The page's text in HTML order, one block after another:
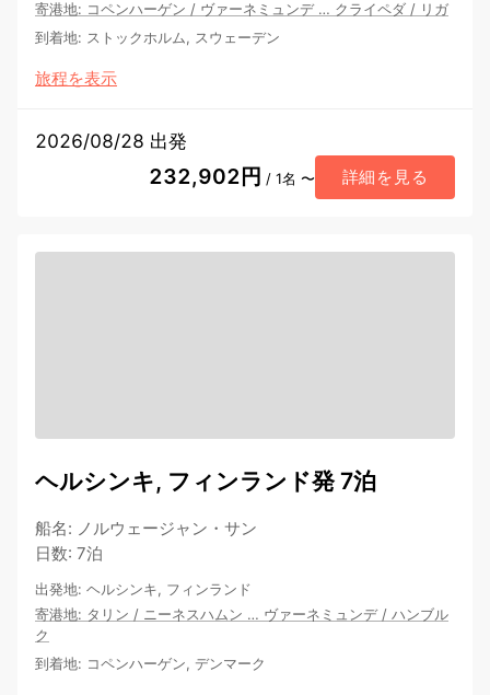
寄港地: コペンハーゲン / ヴァーネミュンデ… クライペダ / リガ
到着地: ストックホルム, スウェーデン
旅程を表示
2026/08/28 出発
232,902円 / 1名 〜 詳細を見る
ヘルシンキ, フィンランド発 7泊
船名: ノルウェージャン・サン
日数: 7泊
出発地: ヘルシンキ, フィンランド
寄港地: タリン / ニーネスハムン … ヴァーネミュンデ/ ハンブル
ク
到着地: コペンハーゲン, デンマーク